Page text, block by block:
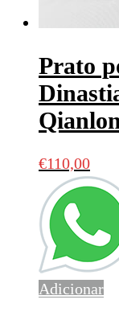
Prato
€110,00
Adicionar